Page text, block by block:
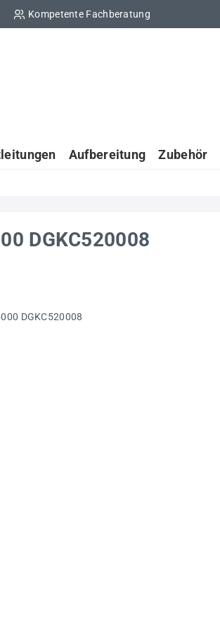
Kompetente Fachberatung
Aufbereitung Zubehör
DGKC520008